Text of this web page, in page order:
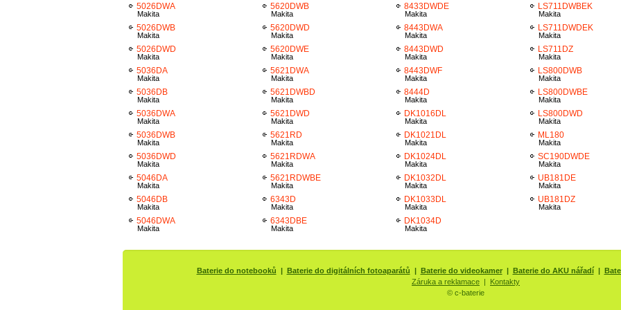
5026DWA
Makita
5026DWB
Makita
5026DWD
Makita
5036DA
Makita
5036DB
Makita
5036DWA
Makita
5036DWB
Makita
5036DWD
Makita
5046DA
Makita
5046DB
Makita
5046DWA
Makita
5620DWB
Makita
5620DWD
Makita
5620DWE
Makita
5621DWA
Makita
5621DWBD
Makita
5621DWD
Makita
5621RD
Makita
5621RDWA
Makita
5621RDWBE
Makita
6343D
Makita
6343DBE
Makita
8433DWDE
Makita
8443DWA
Makita
8443DWD
Makita
8443DWF
Makita
8444D
Makita
DK1016DL
Makita
DK1021DL
Makita
DK1024DL
Makita
DK1032DL
Makita
DK1033DL
Makita
DK1034D
Makita
LS711DWBEK
Makita
LS711DWDEK
Makita
LS711DZ
Makita
LS800DWB
Makita
LS800DWBE
Makita
LS800DWD
Makita
ML180
Makita
SC190DWDE
Makita
UB181DE
Makita
UB181DZ
Makita
Baterie do notebooků | Baterie do digitálních fotoaparátů | Baterie do videokamer| Baterie do AKU nářadí|
Záruka a reklamace | Kontakty
© c-baterie